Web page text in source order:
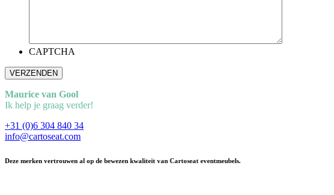
CAPTCHA
Maurice van Gool
Ik help je graag verder!
+31 (0)6 304 840 34
info@cartoseat.com
Deze merken vertrouwen al op de bewezen kwaliteit van Cartoseat eventmeubels.